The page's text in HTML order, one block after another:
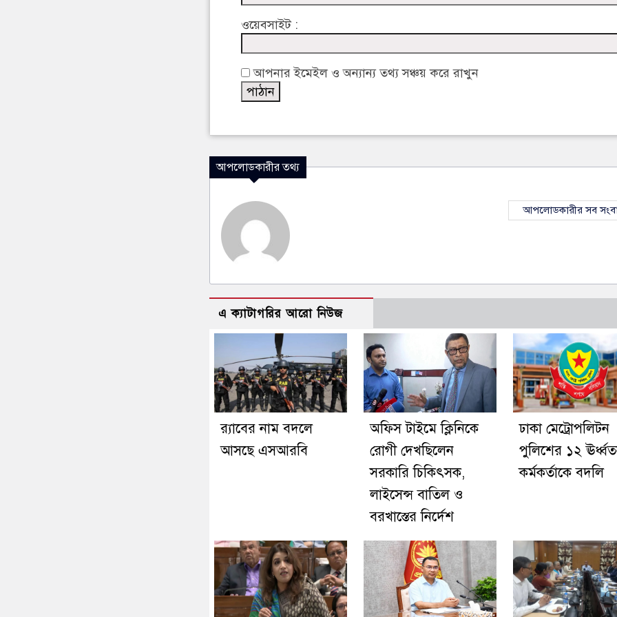
ওয়েবসাইট :
আপনার ইমেইল ও অন্যান্য তথ্য সঞ্চয় করে রাখুন
আপলোডকারীর তথ্য
আপলোডকারীর সব
এ ক্যাটাগরির আরো নিউজ
র‍্যাবের নাম বদলে
আসছে এসআরবি
অফিস টাইমে ক্লিনিকে
রোগী দেখছিলেন
সরকারি চিকিৎসক,
লাইসেন্স বাতিল ও
বরখাস্তের নির্দেশ
ঢাকা মেট্রোপলিটন
পুলিশের ১২
কর্মকর্তাকে বদলি